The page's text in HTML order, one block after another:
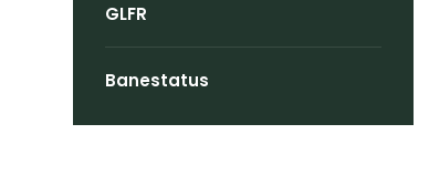
GLFR
Banestatus